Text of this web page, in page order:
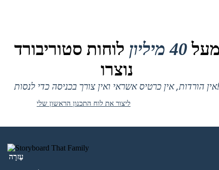
40 מיליון
לוחות סטוריבורד
נוצרו
אין הורדות, אין כרטיס אשראי ואין צורך בכניסה כדי לנסות!
ליצור את לוח התכנון הראשון שלי
עֶזרָה